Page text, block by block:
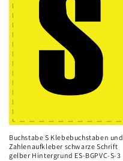
Buchstabe S Klebebuchstaben und
Zahlenaufkleber schwarze Schrift
gelber Hintergrund ES-BGPVC-S-3